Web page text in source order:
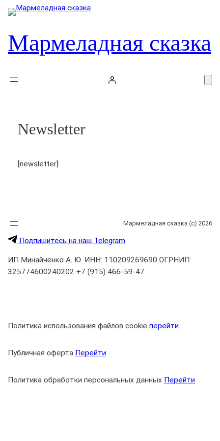
Перейти
Мармеладная сказка
Newsletter
[newsletter]
Мармеладная сказка (с) 2026
Подпишитесь на наш Telegram
ИП Минайченко А. Ю. ИНН: 110209269690 ОГРНИП:
325774600240202 +7 (915) 466-59-47
Политика использования файлов cookie перейти
Публичная оферта Перейти
Политика обработки персональных данных Перейти